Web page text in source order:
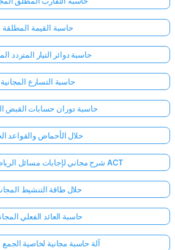
حاسبة القيمة المطلقة
حاسبة دوائر التيار المتردد
حاسبة التسارع المجانية
حاسبة دوران حسابات القبض
حلال الأحماض والقواعد
شرح مجاني لإجابات مسائل الرياضيات في اختبار ACT
حلال طاقة التنشيط
حاسبة العائد الفعلي
آلة حاسبة مجانية لخاصية الجمع